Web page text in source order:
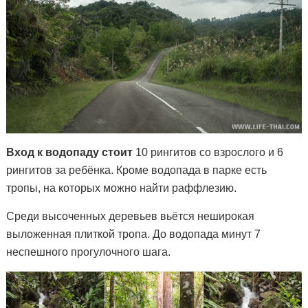
Вход к водопаду стоит10 рингитов со взрослого и 6
рингитов за ребёнка. Кроме водопада в парке есть
тропы, на которых можно найти раффлезию.
Среди высоченных деревьев вьётся неширокая
выложенная плиткой тропа. До водопада минут 7
неспешного прогулочного шага.